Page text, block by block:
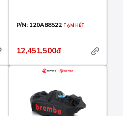
P/N: 120A88522 TẠM HẾT
12,451,500đ